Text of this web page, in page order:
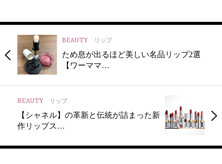
BEAUTY リップ
ため息が出るほど美しい名品リップ2選
【ワーママ…
BEAUTY リップ
【シャネル】の革新と伝統が詰まった新
作リップス…